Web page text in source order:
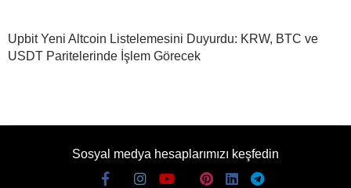
Upbit Yeni Altcoin Listelemesini Duyurdu: KRW, BTC ve
USDT Paritelerinde İşlem Görecek
Sosyal medya hesaplarımızı keşfedin